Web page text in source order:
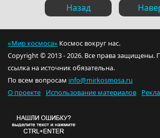
Назад
«Мир космоса» Космос вокруг нас.
Copyright © 2013 - 2026. Все права защищены.
ссылка на источник обязательна.
По всем вопросам info@mirkosmosa.ru
О проекте
Использование материалов